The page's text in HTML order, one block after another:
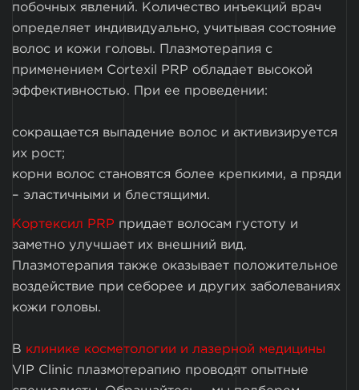
побочных явлений. Количество инъекций врач
определяет индивидуально, учитывая состояние
волос и кожи головы. Плазмотерапия с
применением Cortexil PRP обладает высокой
эффективностью. При ее проведении:
сокращается выпадение волос и активизируется
их рост;
корни волос становятся более крепкими, а пряди
– эластичными и блестящими.
Кортексил PRP придает волосам густоту и
заметно улучшает их внешний вид.
Плазмотерапия также оказывает положительное
воздействие при себорее и других заболеваниях
кожи головы.
В клинике косметологии и лазерной медицины
VIP Clinic плазмотерапию проводят опытные